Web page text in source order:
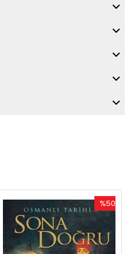
%50
İndirim